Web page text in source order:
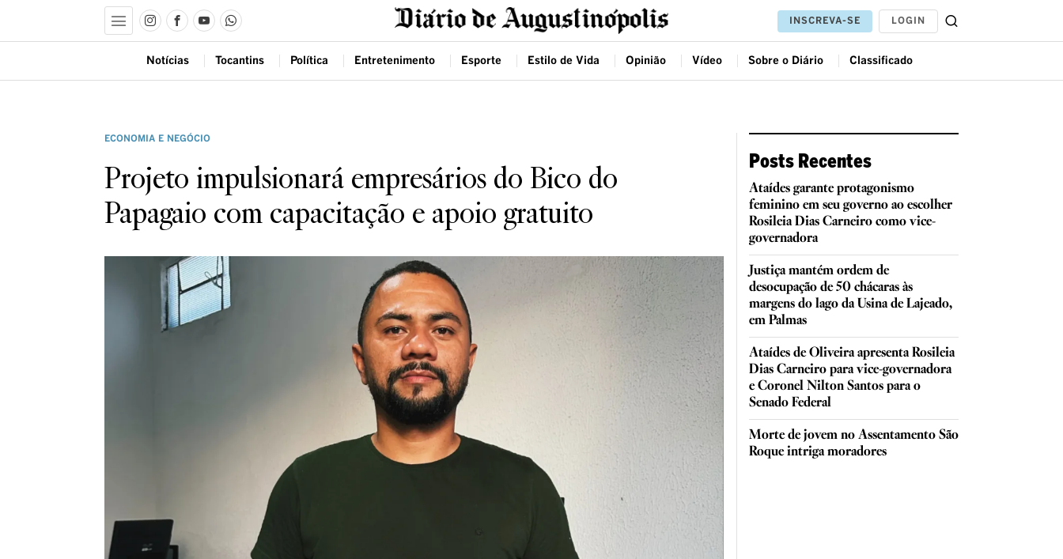
INSCREVA-SE LOGIN
Notícias Tocantins Política Entretenimento Esporte Estilo de Vida Opinião Vídeo Sobre o Diário Classificado
ECONOMIA E NEGÓCIO
Projeto impulsionará empresários do Bico do
Papagaio com capacitação e apoio gratuito
Posts Recentes
Ataídes garante protagonismo
feminino em seu governo ao escolher
Rosileia Dias Carneiro como vice-
governadora
Justiça mantém ordem de
desocupação de 50 chácaras às
margens do lago da Usina de Lajeado,
em Palmas
Ataídes de Oliveira apresenta Rosileia
Dias Carneiro para vice-governadora
e Coronel Nilton Santos para o
Senado Federal
Morte de jovem no Assentamento São
Roque intriga moradores